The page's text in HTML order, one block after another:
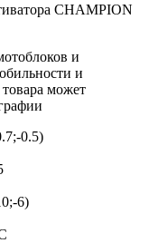
CHAMPION
и
и
может
0.5)
6)